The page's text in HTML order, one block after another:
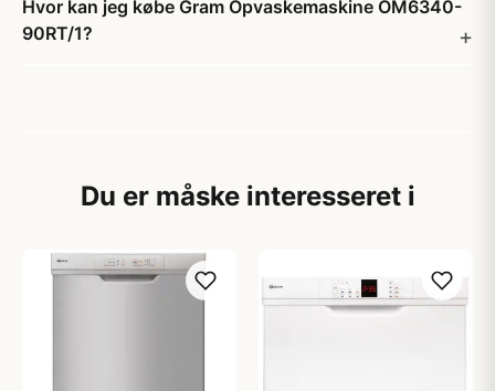
Hvor kan jeg købe Gram Opvaskemaskine OM6340-
90RT/1?
Du er måske interesseret i